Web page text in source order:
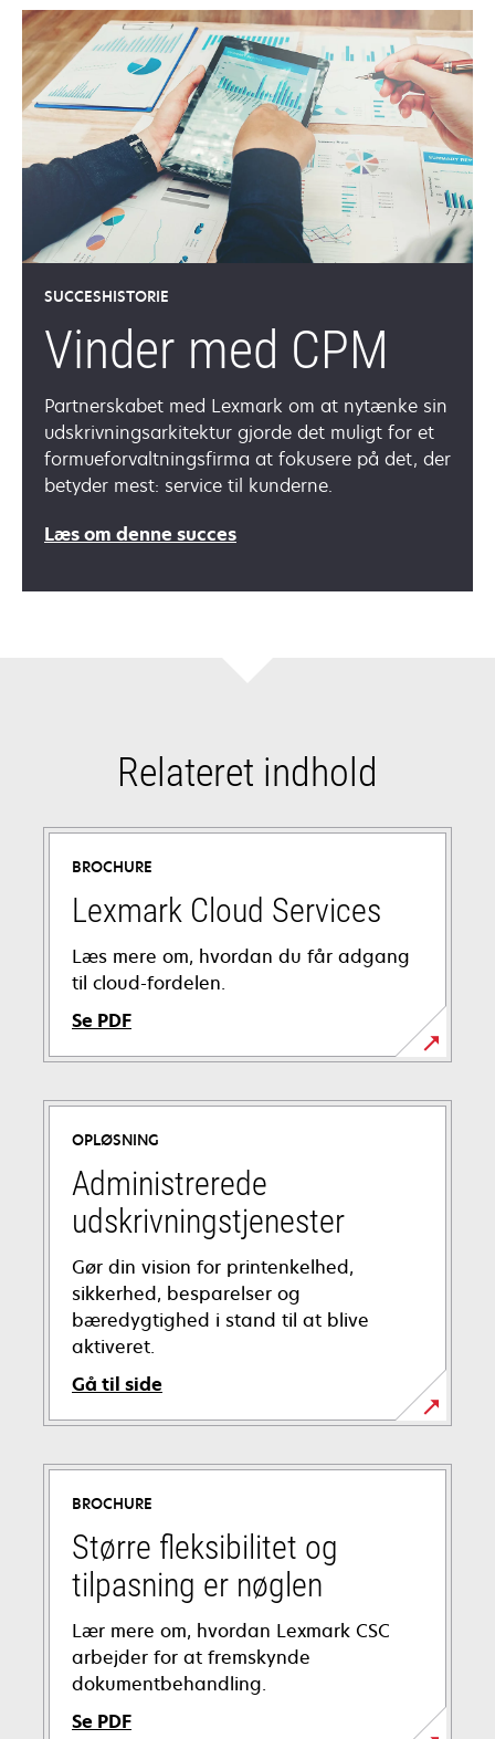
SUCCESHISTORIE
Vinder med CPM
Partnerskabet med Lexmark om at nytænke sin
udskrivningsarkitektur gjorde det muligt for et
formueforvaltningsfirma at fokusere på det, der
betyder mest: service til kunderne.
Læs om denne succes
Relateret indhold
BROCHURE
Lexmark Cloud Services
Læs mere om, hvordan du får adgang
til cloud-fordelen.
Se PDF
opens
in
new
tab
OPLØSNING
Administrerede
udskrivningstjenester
Gør din vision for printenkelhed,
sikkerhed, besparelser og
bæredygtighed i stand til at blive
aktiveret.
Gå til side
BROCHURE
Større fleksibilitet og
tilpasning er nøglen
Lær mere om, hvordan Lexmark CSC
arbejder for at fremskynde
dokumentbehandling.
Se PDF